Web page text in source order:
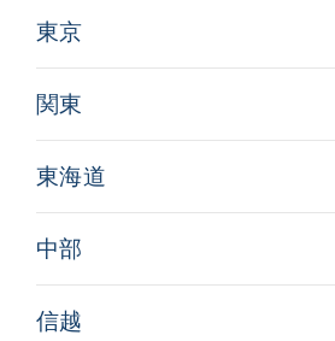
東京
関東
東海道
中部
信越